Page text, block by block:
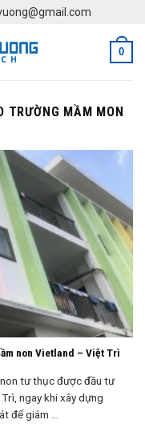
0
TRƯỜNG MẦM MON
non Vietland – Việt Trì
tư thục được đầu tư
ngay khi xây dựng
để giám ...